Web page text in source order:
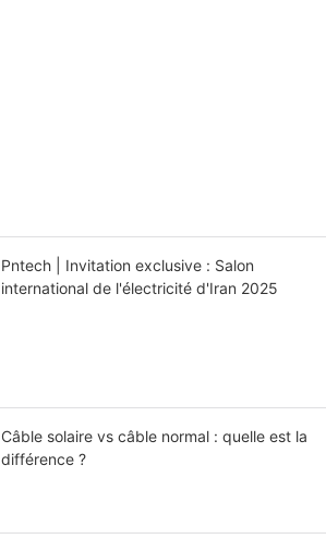
Pntech | Invitation exclusive : Salon
international de l'électricité d'Iran 2025
Câble solaire vs câble normal : quelle est la
différence ?